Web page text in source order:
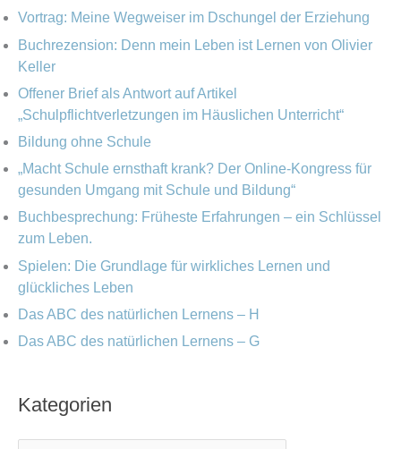
n
n
a
c
Vortrag: Meine Wegweiser im Dschungel der Erziehung
Buchrezension: Denn mein Leben ist Lernen von Olivier
Keller
Offener Brief als Antwort auf Artikel
„Schulpflichtverletzungen im Häuslichen Unterricht“
Bildung ohne Schule
„Macht Schule ernsthaft krank? Der Online-Kongress für
gesunden Umgang mit Schule und Bildung“
Buchbesprechung: Früheste Erfahrungen – ein Schlüssel
zum Leben.
Spielen: Die Grundlage für wirkliches Lernen und
glückliches Leben
Das ABC des natürlichen Lernens – H
Das ABC des natürlichen Lernens – G
Kategorien
i
e
n